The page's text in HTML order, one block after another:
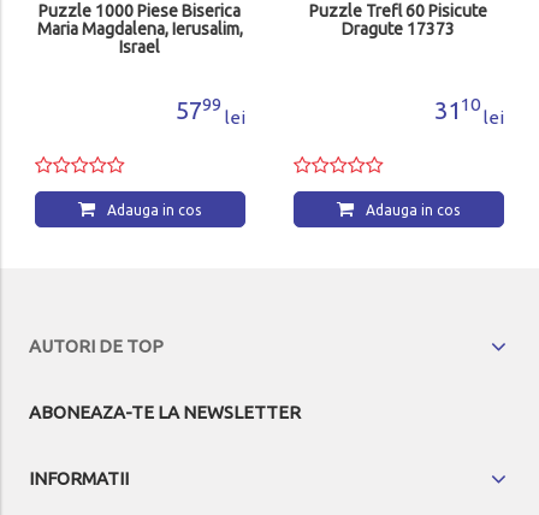
Puzzle 1000 Piese Biserica
Maria Magdalena, Ierusalim,
Israel
5799
lei
Adauga in cos
Puzzle Trefl 60 Pisicute
Dragute 17373
31 10
lei
Adauga in cos
AUTORI DE TOP
ABONEAZA-TE LA NEWSLETTER
INFORMATII